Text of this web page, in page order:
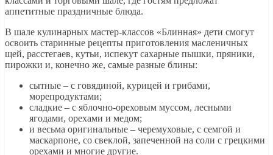
аппетитные праздничные блюда.
В шале кулинарных мастер-классов «Блинная» дети смогут
освоить старинные рецепты приготовления масленичных
щей, расстегаев, кутьи, испекут сахарные пышки, пряники,
пирожки и, конечно же, самые разные блины:
сытные – с говядиной, курицей и грибами,
морепродуктами;
сладкие – с яблочно-ореховым муссом, лесными
ягодами, орехами и медом;
и весьма оригинальные – черемуховые, с семгой и
маскарпоне, со свеклой, запеченной на соли с грецкими
орехами и многие другие.